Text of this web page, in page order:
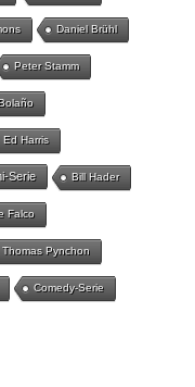
Daniel Brühl
Peter Stamm
Ed Harris
Serie Bill Hader
Falco
Thomas Pynchon
Comedy-Serie